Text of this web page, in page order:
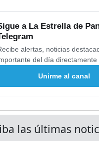
a La Estrella de
alertas, noticias
del día directamente
Unirme al canal